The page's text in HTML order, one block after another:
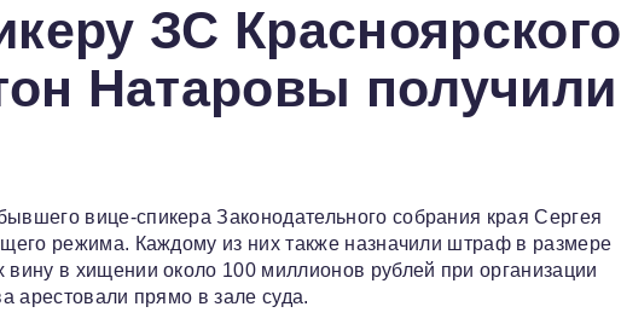
ЗС Красноярского
Натаровы получили
вице-спикера Законодательного собрания края Сергея
режима. Каждому из них также назначили штраф в размере
в хищении около 100 миллионов рублей при организации
арестовали прямо в зале суда.